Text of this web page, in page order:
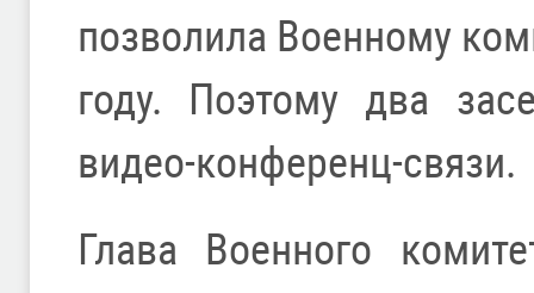
позволила Военному
году. Поэтому два
видео-конференц-связи.
Глава Военного